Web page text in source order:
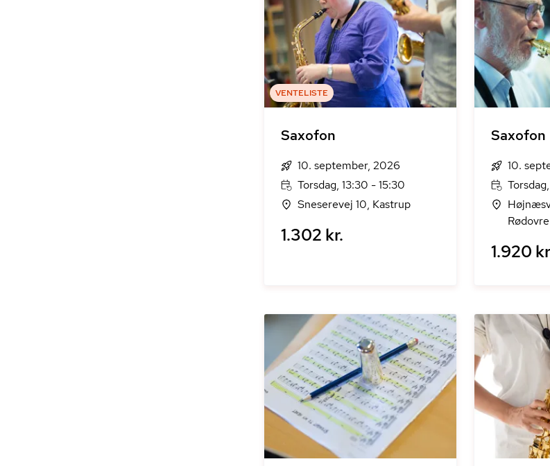
VENTELISTE
Saxofon
10. september, 2026
Torsdag, 13:30 - 15:30
Sneserevej 10, Kastrup
1.302 kr.
Saxofon
10.
Rødovre
1.920